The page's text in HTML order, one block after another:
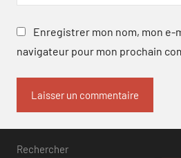
Enregistrer mon nom, mon e-
navigateur pour mon prochain
Rechercher